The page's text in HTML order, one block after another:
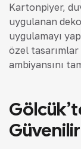
Kartonpiyer,
uygulanan
uygulamayı
özel tasarımlar
ambiyansını